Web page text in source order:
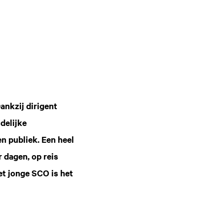
dirigent
publiek. Een heel
op reis
jonge SCO is het